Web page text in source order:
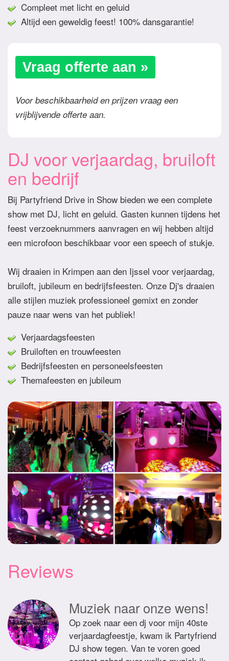
Compleet met licht en geluid
Altijd een geweldig feest! 100% dansgarantie!
Vraag offerte aan »
Voor beschikbaarheid en prijzen vraag een
vrijblijvende offerte aan.
DJ voor verjaardag, bruiloft
en bedrijf
Bij Partyfriend Drive in Show bieden we een complete
show met DJ, licht en geluid. Gasten kunnen tijdens het
feest verzoeknummers aanvragen en wij hebben altijd
een microfoon beschikbaar voor een speech of stukje.
Wij draaien in Krimpen aan den Ijssel voor verjaardag,
bruiloft, jubileum en bedrijfsfeesten. Onze Dj's draaien
alle stijlen muziek professioneel gemixt en zonder
pauze naar wens van het publiek!
Verjaardagsfeesten
Bruiloften en trouwfeesten
Bedrijfsfeesten en personeelsfeesten
Themafeesten en jubileum
Reviews
Muziek naar onze wens!
Op zoek naar een dj voor mijn 40ste
verjaardagfeestje, kwam ik Partyfriend
DJ show tegen. Van te voren goed